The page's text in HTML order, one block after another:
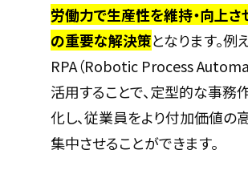
労働力で生産性を維持・向上さ
の重要な解決策となります。例
RPA（Robotic Process
活用することで、定型的な事務
化し、従業員をより付加価値の
集中させることができます。